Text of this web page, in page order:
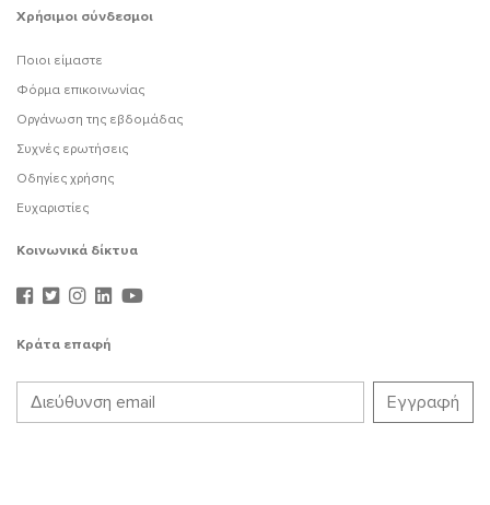
Χρήσιμοι σύνδεσμοι
Ποιοι είμαστε
Φόρμα επικοινωνίας
Οργάνωση της εβδομάδας
Συχνές ερωτήσεις
Οδηγίες χρήσης
Ευχαριστίες
Κοινωνικά δίκτυα
Κράτα επαφή